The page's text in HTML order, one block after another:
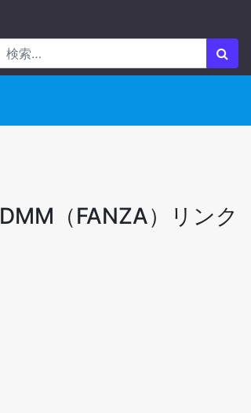
DMM（FANZA）リンク